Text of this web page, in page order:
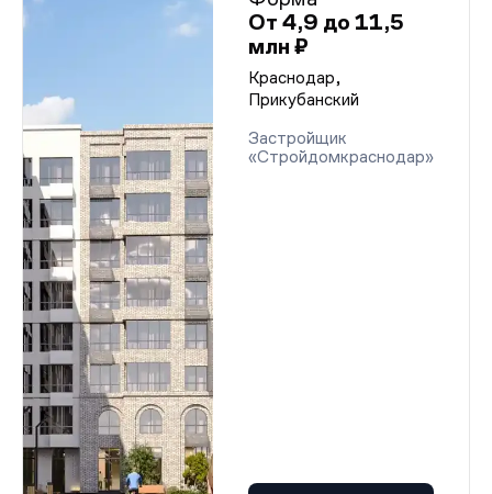
От 4,9 до 11,5
млн ₽
Краснодар,
Прикубанский
Застройщик
«Стройдомкраснодар»